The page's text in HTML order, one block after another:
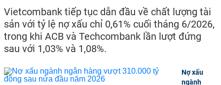
Vietcombank tiếp tục dẫn đầu về chất lượng tài
sản với tỷ lệ nợ xấu chỉ 0,61% cuối tháng 6/2026,
trong khi ACB và Techcombank lần lượt đứng
sau với 1,03% và 1,08%.
Nợ xấu
ngành